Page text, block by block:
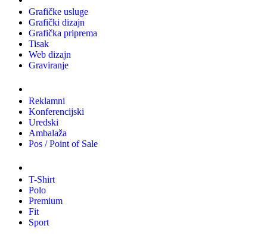
Grafičke usluge
Grafički dizajn
Grafička priprema
Tisak
Web dizajn
Graviranje
Reklamni
Konferencijski
Uredski
Ambalaža
Pos / Point of Sale
T-Shirt
Polo
Premium
Fit
Sport